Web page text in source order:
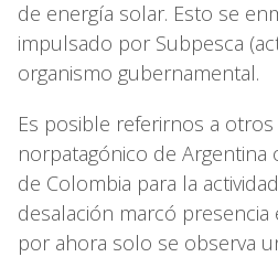
de energía solar. Esto se
impulsado por Subpesca
organismo gubernamental.
Es posible referirnos a
norpatagónico de Argentina
de Colombia para la
desalación marcó presencia
por ahora solo se observa